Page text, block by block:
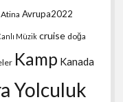
Atina Avrupa2022
Müzik cruise doğa
Kamp Kanada
Yolculuk